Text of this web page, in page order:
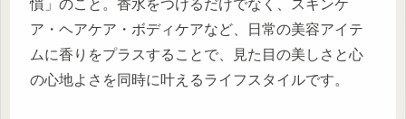
慣」のこと。香水をつけるだけでなく、スキンケ
ア・ヘアケア・ボディケアなど、日常の美容アイテ
ムに香りをプラスすることで、見た目の美しさと心
の心地よさを同時に叶えるライフスタイルです。